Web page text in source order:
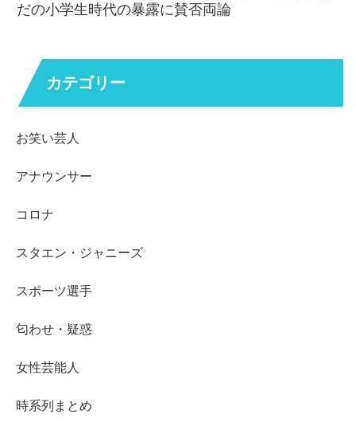
だの小学生時代の暴露に賛否両論
カテゴリー
お笑い芸人
アナウンサー
コロナ
スタエン・ジャニーズ
スポーツ選手
匂わせ・疑惑
女性芸能人
時系列まとめ